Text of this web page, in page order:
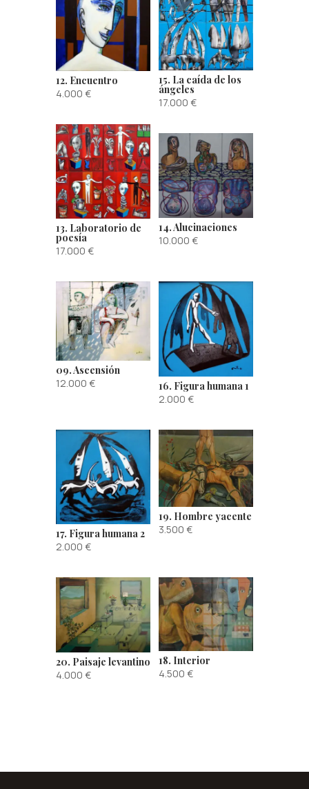
12. Encuentro
4.000 €
15. La caída de los
ángeles
17.000 €
13. Laboratorio de
poesía
17.000 €
14. Alucinaciones
10.000 €
09. Ascensión
12.000 €
16. Figura humana 1
2.000 €
17. Figura humana 2
2.000 €
19. Hombre yacente
3.500 €
20. Paisaje levantino
4.000 €
18. Interior
4.500 €